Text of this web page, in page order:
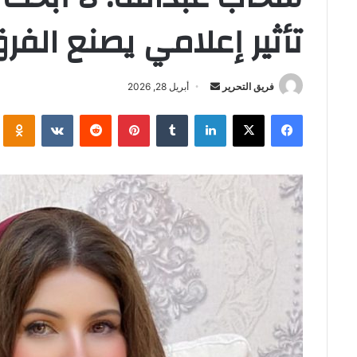
تأثير إعلامي يصنع
فريق التحرير
أرسل
إلكترونيا
أبريل 28, 2026
فيسبوك ‫X لينكدإن بينتيريست